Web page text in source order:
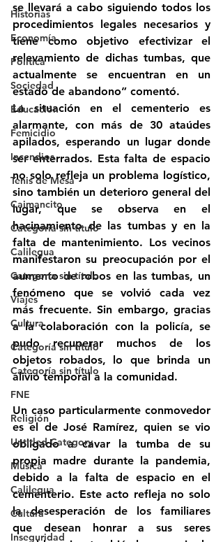
Historias
Economía
Politica
Sociedad
Educación
Femicidio
Incendios
Tenis de Mesa
Caimancito
Categoría sin título
Calilegua
Categoría sin título
Viajes
Cultura
Categoría sin título
Categoría sin título
FNE
Religión
Untitled Category
Música
Calilegua
Cultura
Inseguridad
se llevará a cabo siguiendo todos los
procedimientos legales necesarios y
tiene como objetivo efectivizar el
relevamiento de dichas tumbas, que
actualmente se encuentran en un
estado de abandono” comentó.
La situación en el cementerio es
alarmante, con más de 30 ataúdes
apilados, esperando un lugar donde
ser enterrados. Esta falta de espacio
no solo refleja un problema logístico,
sino también un deterioro general del
lugar, que se observa en el
hacinamiento de las tumbas y en la
falta de mantenimiento. Los vecinos
manifestaron su preocupación por el
aumento de robos en las tumbas, un
fenómeno que se volvió cada vez
más frecuente. Sin embargo, gracias
a la colaboración con la policía, se
pudo recuperar muchos de los
objetos robados, lo que brinda un
alivio temporal a la comunidad.
Un caso particularmente conmovedor
es el de José Ramírez, quien se vio
obligado a cavar la tumba de su
propia madre durante la pandemia,
debido a la falta de espacio en el
cementerio. Este acto refleja no solo
la desesperación de los familiares
que desean honrar a sus seres